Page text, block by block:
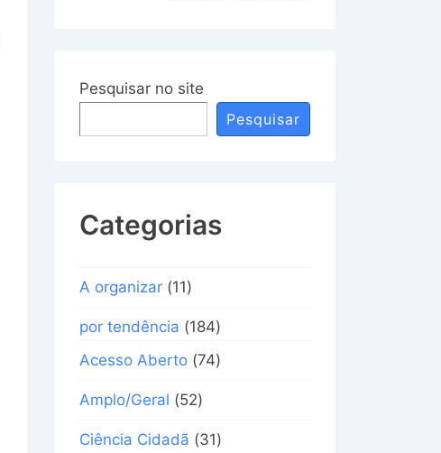
Pesquisar no site
Pesquisar
Categorias
A organizar (11)
por tendência (184)
Acesso Aberto (74)
Amplo/Geral (52)
Ciência Cidadã (31)